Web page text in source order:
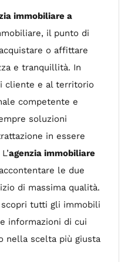
immobiliare a
il punto di
o affittare
e tranquillità. In
cliente e al territorio
competente e
soluzioni
in essere
agenzia immobiliare
le due
di massima qualità.
tutti gli immobili
informazioni di cui
nella scelta più giusta